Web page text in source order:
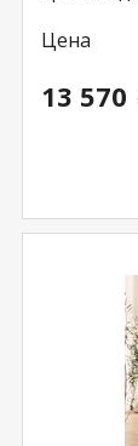
Цена
13 570